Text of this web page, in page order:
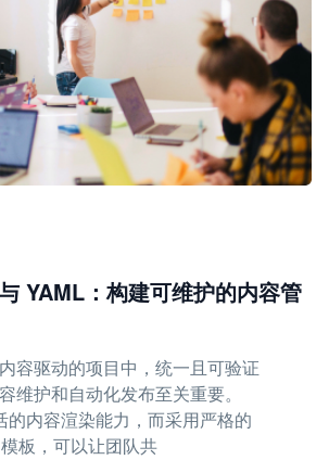
YAML：构建可维护的内容管
容驱动的项目中，统一且可验证
维护和自动化发布至关重要。
的内容渲染能力，而采用严格的
板，可以让团队共